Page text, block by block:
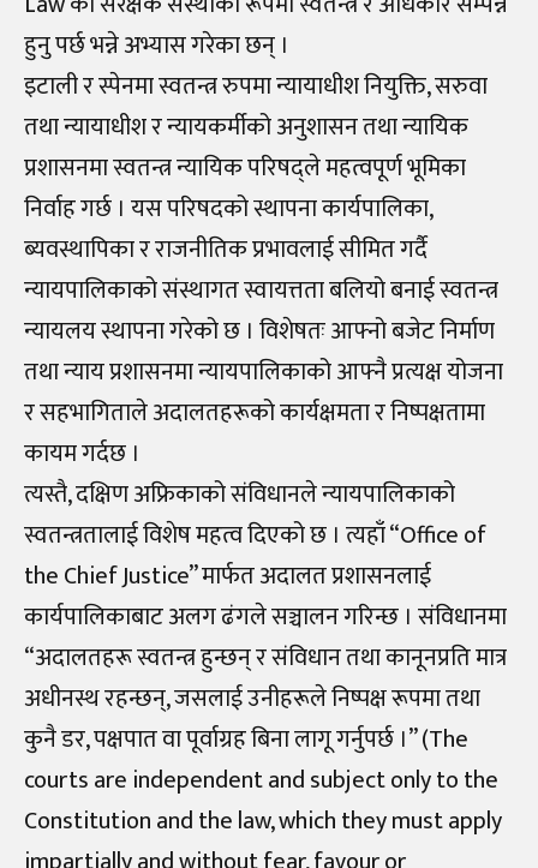
हुनु पर्छ भन्ने अभ्यास गरेका छन् ।
इटाली र स्पेनमा स्वतन्त्र रुपमा न्यायाधीश नियुक्ति, सरुवा
तथा न्यायाधीश र न्यायकर्मीको अनुशासन तथा न्यायिक
प्रशासनमा स्वतन्त्र न्यायिक परिषद्ले महत्वपूर्ण भूमिका
निर्वाह गर्छ । यस परिषदको स्थापना कार्यपालिका,
ब्यवस्थापिका र राजनीतिक प्रभावलाई सीमित गर्दै
न्यायपालिकाको संस्थागत स्वायत्तता बलियो बनाई स्वतन्त्र
न्यायलय स्थापना गरेको छ । विशेषतः आफ्नो बजेट निर्माण
तथा न्याय प्रशासनमा न्यायपालिकाको आफ्नै प्रत्यक्ष योजना
र सहभागिताले अदालतहरूको कार्यक्षमता र निष्पक्षतामा
कायम गर्दछ ।
त्यस्तै, दक्षिण अफ्रिकाको संविधानले न्यायपालिकाको
स्वतन्त्रतालाई विशेष महत्व दिएको छ । त्यहाँ “Office of
the Chief Justice” मार्फत अदालत प्रशासनलाई
कार्यपालिकाबाट अलग ढंगले सञ्चालन गरिन्छ । संविधानमा
“अदालतहरू स्वतन्त्र हुन्छन् र संविधान तथा कानूनप्रति मात्र
अधीनस्थ रहन्छन्, जसलाई उनीहरूले निष्पक्ष रूपमा तथा
कुनै डर, पक्षपात वा पूर्वाग्रह बिना लागू गर्नुपर्छ ।” (The
courts are independent and subject only to the
Constitution and the law, which they must apply